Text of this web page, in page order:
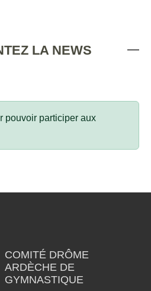
LA NEWS
pouvoir participer aux
COMITÉ DRÔME
ARDÈCHE DE
GYMNASTIQUE